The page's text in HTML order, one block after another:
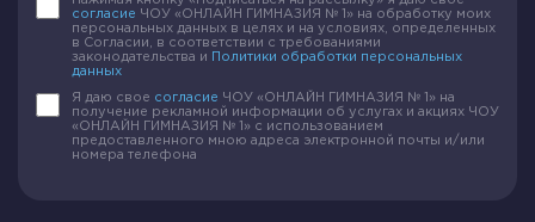
согласие ЧОУ «ОНЛАЙН ГИМНАЗИЯ № 1» на обработку моих
персональных данных в целях и на условиях, определенных
в Согласии, в соответствии с требованиями
законодательства и
Политики обработки персональных
данных
Я даю свое согласие ЧОУ «ОНЛАЙН ГИМНАЗИЯ № 1» на
получение рекламной информации об услугах и акциях ЧОУ
«ОНЛАЙН ГИМНАЗИЯ № 1» с использованием
предоставленного мною адреса электронной почты и/или
номера телефона